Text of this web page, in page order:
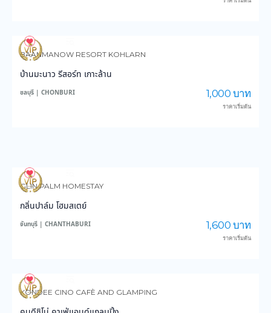
4,078
BAANMANOW RESORT KOHLARN
บ้านมะนาว รีสอร์ท เกาะล้าน
ชลบุรี | CHONBURI 1,000 บาท
ราคาเริ่มต้น
3,771
GLIN PALM HOMESTAY
กลิ่นปาล์ม โฮมสเตย์
จันทบุรี | CHANTHABURI 1,600 บาท
ราคาเริ่มต้น
3,179
KONDEE CINO CAFÈ AND GLAMPING